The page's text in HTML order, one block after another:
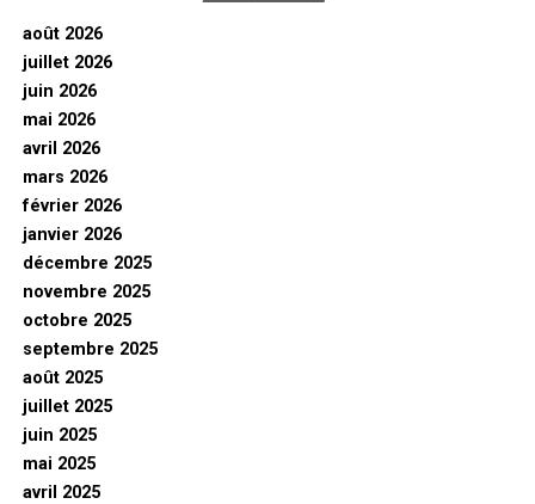
août 2026
juillet 2026
juin 2026
mai 2026
avril 2026
mars 2026
février 2026
janvier 2026
décembre 2025
novembre 2025
octobre 2025
septembre 2025
août 2025
juillet 2025
juin 2025
mai 2025
avril 2025